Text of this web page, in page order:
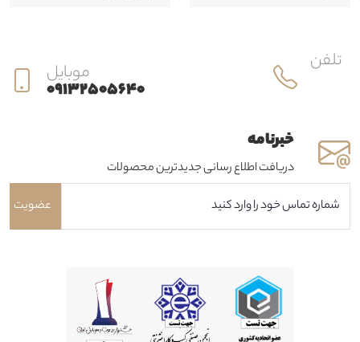
خبرنامه
دریافت اطلاع رسانی جدیدترین محصولات
تلفن موبایل
09132505640
عضویت